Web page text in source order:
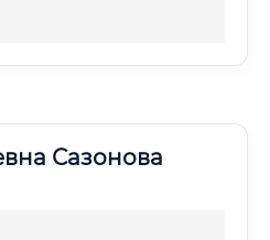
Сазонова